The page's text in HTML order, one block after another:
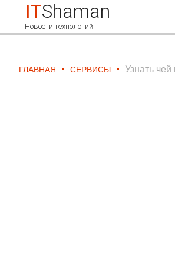
ITShaman
Новости технологий
ГЛАВНАЯ СЕРВИСЫ Узнать